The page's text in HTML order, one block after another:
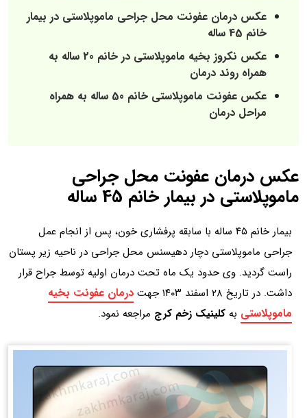
عکس درمان عفونت محل جراحی ماموپلاستی در بیمار
خانم 45 ساله
عکس نکروز بخیه ماموپلاستی در خانم 20 ساله به
همراه روند درمان
عکس عفونت ماموپلاستی خانم 50 ساله به همراه
مراحل درمان
عکس درمان عفونت محل جراحی
ماموپلاستی در بیمار خانم 45 ساله
بیمار خانم ۴۵ ساله با سابقه پرفشاری خون، پس از انجام عمل
جراحی ماموپلاستی دچار دهیسنس محل جراحی در ناحیه زیر پستان
راست گردید. وی حدود یک ماه تحت درمان اولیه توسط جراح قرار
داشت. در تاریخ ۲۸ اسفند ۱۴۰۳ جهت
درمان عفونت بخیه
ماموپلاستی به کلینیک زخم کرج مراجعه نمود.